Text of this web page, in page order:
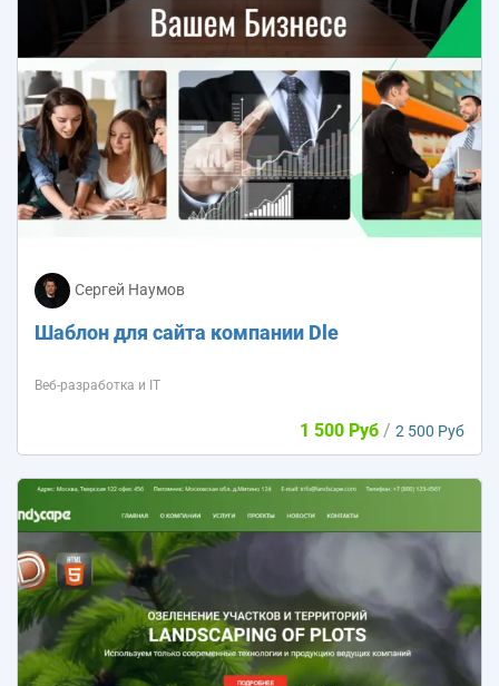
Сергей Наумов
Шаблон для сайта компании Dle
Веб-разработка и IT
1 500 Руб / 2 500 Руб